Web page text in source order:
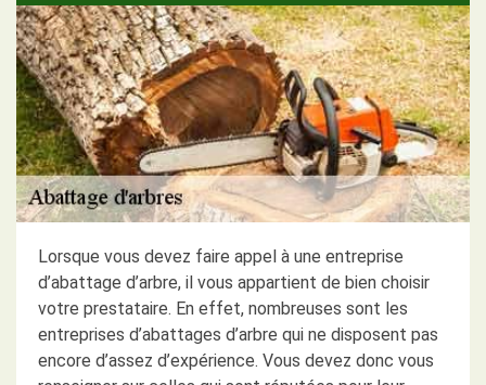
Lorsque vous devez faire appel à une entreprise
d’abattage d’arbre, il vous appartient de bien choisir
votre prestataire. En effet, nombreuses sont les
entreprises d’abattages d’arbre qui ne disposent pas
encore d’assez d’expérience. Vous devez donc vous